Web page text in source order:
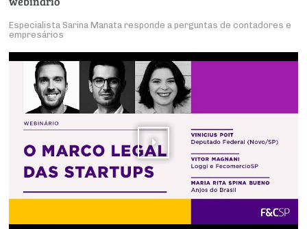
Especialista Sarina Manata responde a perguntas de contadores e
empresários